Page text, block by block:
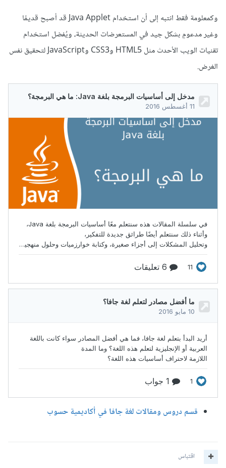
وكمعلومة فقط انتبه إلى أن استخدام Java Applet قد أصبح قديمًا
وغير مدعومٍ بشكل جيد في المستعرضات الحديثة، ويُفضل استخدام
تقنيات الويب الأحدث مثل HTML5 وCSS3 وJavaScript لتحقيق نفس
الغرض.
قسم دروس ومقالات لغة جافا في أكاديمية حسوب
اقتباس